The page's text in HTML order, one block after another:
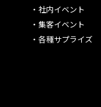
・ 社内イベント
・ 集客イベント
・ 各種サプライズ